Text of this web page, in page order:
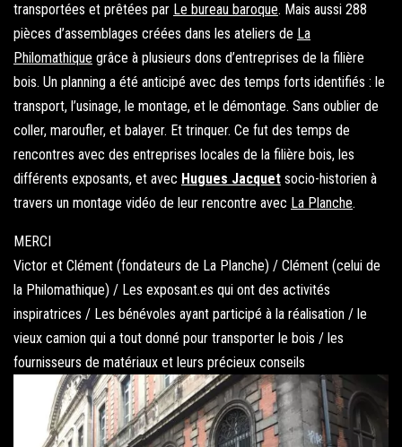
transportées et prêtées par Le bureau baroque. Mais aussi 288
pièces d’assemblages créées dans les ateliers de La
Philomathique grâce à plusieurs dons d’entreprises de la filière
bois. Un planning a été anticipé avec des temps forts identifiés : le
transport, l’usinage, le montage, et le démontage. Sans oublier de
coller, maroufler, et balayer. Et trinquer. Ce fut des temps de
rencontres avec des entreprises locales de la filière bois, les
différents exposants, et avec Hugues Jacquet socio-historien à
travers un montage vidéo de leur rencontre avec La Planche.
MERCI
Victor et Clément (fondateurs de La Planche) / Clément (celui de
la Philomathique) / Les exposant.es qui ont des activités
inspiratrices / Les bénévoles ayant participé à la réalisation / le
vieux camion qui a tout donné pour transporter le bois / les
fournisseurs de matériaux et leurs précieux conseils